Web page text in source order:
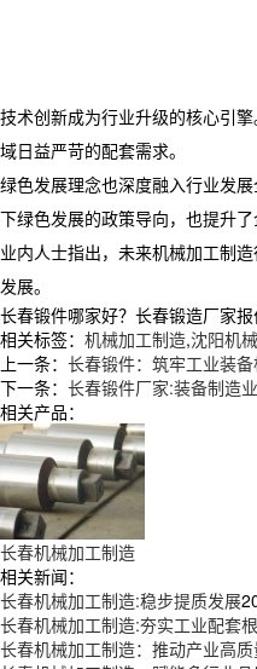
技术创新成为行业升级的核心引
域日益严苛的配套需求。
绿色发展理念也深度融入行业发
下绿色发展的政策导向，也提升了
业内人士指出，未来机械加工制
发展。
长春锻件哪家好？长春锻造厂家
相关标签： 机械加工制造,沈阳机
上一条： 长春锻件：筑牢工业装
下一条： 长春锻件厂家:装备制造
相关产品：
长春机械加工制造
相关新闻：
长春机械加工制造:稳步提质发展
长春机械加工制造:夯实工业配套
长春机械加工制造：推动产业高